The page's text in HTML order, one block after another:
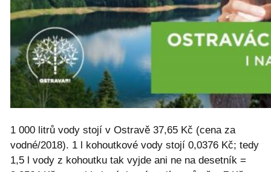
1 000 litrů vody stojí v Ostravě 37,65 Kč (cena za
vodné/2018). 1 l kohoutkové vody stojí 0,0376 Kč; tedy
1,5 l vody z kohoutku tak vyjde ani ne na desetník =